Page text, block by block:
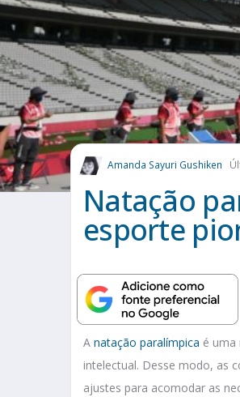
Amanda Sayuri Gushiken
Natação
esporte
A natação paralímpica é uma
intelectual. Desse modo, as
ajustes para acomodar as